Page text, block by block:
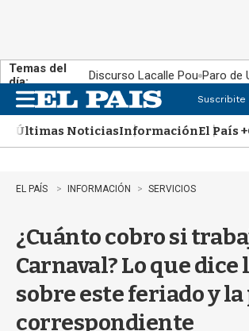
Temas del
día:
Discurso Lacalle Pou Paro de
n
u
Suscribite
Últimas NoticiasInformaciónEl País +
EL PAÍS INFORMACIÓN SERVICIOS
¿Cuánto cobro si
Carnaval? Lo que dice
sobre este feriado y la
correspondiente